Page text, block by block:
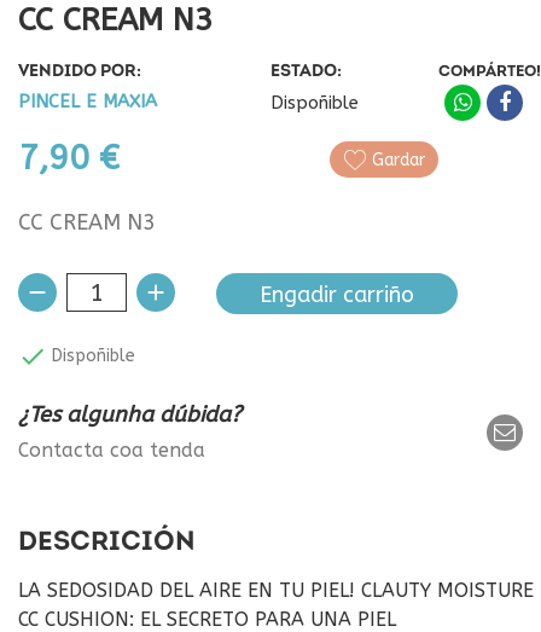
CC CREAM N3
VENDIDO POR:
PINCEL E MAXIA
ESTADO:
Dispoñible
7,90 €
COMPÁRTEO!
Gardar
CC CREAM N3
Engadir carriño
 Dispoñible
¿Tes algunha dúbida?
Contacta coa tenda
DESCRICIÓN
LA SEDOSIDAD DEL AIRE EN TU PIEL! CLAUTY MOISTURE
CC CUSHION: EL SECRETO PARA UNA PIEL